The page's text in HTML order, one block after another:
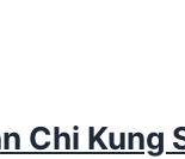
Chi Kung